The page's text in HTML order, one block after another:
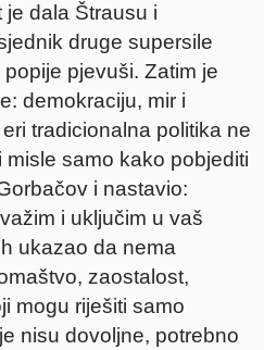
dala Štrausu i
druge supersile
pjevuši. Zatim je
demokraciju, mir i
tradicionalna politika ne
misle samo kako pobjediti
i nastavio:
i uključim u vaš
ukazao da nema
zaostalost,
mogu riješiti samo
nisu dovoljne, potrebno